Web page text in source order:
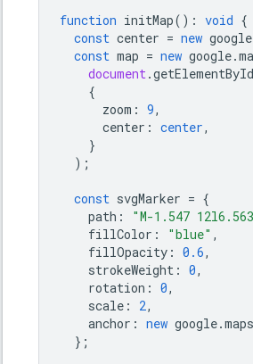
function initMap() : void {
const center = new google
const map = new google.
document.getElementById
{
zoom : 9,
center : center,
}
);
const svgMarker = {
path :
"M-1.547
fillColor : "blue" ,
fillOpacity : 0.6,
strokeWeight : 0,
rotation : 0,
scale : 2,
anchor : new google.maps
};